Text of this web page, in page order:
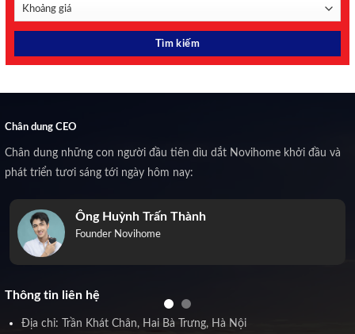
Chân dung CEO
Chân dung những con người đầu tiên dìu dắt Novihome khởi đầu và
phát triển tươi sáng tới ngày hôm nay:
Ông Huỳnh Trấn Thành
Founder Novihome
Thông tin liên hệ
Địa chỉ: Trần Khát Chân, Hai Bà Trưng, Hà Nội